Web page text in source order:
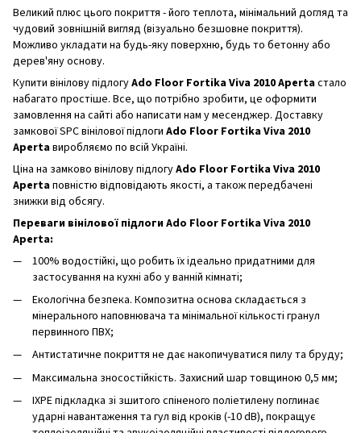
Великий плюс цього покриття - його теплота, мінімальний догляд та
чудовий зовнішній вигляд (візуально безшовне покриття).
Можливо укладати на будь-яку поверхню, будь то бетонну або
дерев'яну основу.
Купити вінілову підлогуAdo Floor Fortika Viva 2010 Apertaстало
набагато простіше. Все, що потрібно зробити, це оформити
замовлення на сайті або написати нам у месенджер. Доставку
замкової SPC вінілової підлоги Ado Floor Fortika Viva 2010
Apertaвиробляємо по всій Україні.
Ціна на замково вінілову підлогуAdo Floor Fortika Viva 2010
Apertaповністю відповідають якості, а також передбачені
знижки від обсягу.
Переваги вінілової підлоги Ado Floor Fortika Viva 2010
Aperta:
100% водостійкі, що робить їх ідеально придатними для
застосування на кухні або у ванній кімнаті;
Екологічна безпека. Композитна основа складається з
мінерального наповнювача та мінімальної кількості гранул
первинного ПВХ;
Антистатичне покриття не дає накопичуватися пилу та бруду;
Максимальна зносостійкість. Захисний шар товщиною 0,5 мм;
IXPE підкладка зі зшитого спіненого поліетилену поглинає
ударні навантаження та гул від кроків (-10 dB), покращує